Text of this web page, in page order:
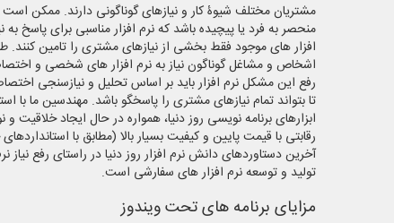
مشتریان مختلف شیوۀ کار و نیازهای گوناگونی دارند. ممکن
منحصر به فرد یا پیچیده باشد که نرم افزار مناسبی برای پاسخ به
افزار های موجود فقط بخشی از نیازهای مشتری را تامین
اشخاص و مشاغل گوناگون نیاز به نرم افزار های شخصی و
رفع این مشکل نرم افزار باید بر اساس تحلیل و نیازسنجی
تا بتواند تمام نیازهای مشتری را پاسخگو باشد. مهندسین ما با
ابزارهای برنامه نویسی روز دنیا، همواره در حال ایجاد خلاقیت
رقابتی با قیمت پایین و کیفیت بسیار بالا (مطابق با
آخرین دستاوردهای دانش نرم افزار روز دنیا در راستای رفع نیاز
تولید و توسعه نرم افزار های سفارشی است.
مزایای برنامه های تحت ویندوز